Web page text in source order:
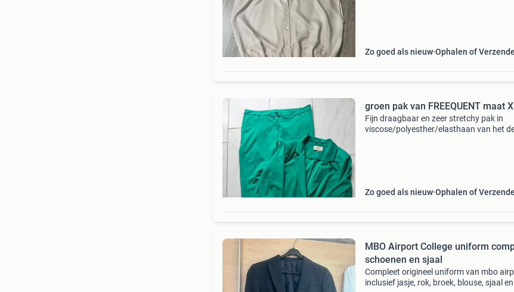
Zo goed als nieuw Ophalen of
groen pak van FREEQUENT maat
Fijn draagbaar en zeer stretchy pak in
viscose/polyesther/elasthaan van het
Zo goed als nieuw Ophalen of
MBO Airport College uniform
schoenen en sjaal
Compleet origineel uniform van mbo
inclusief jasje, rok, broek, blouse, sjaal